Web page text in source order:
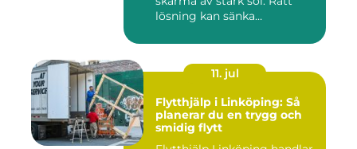
lösning kan sänka
11. jul
Flytthjälp i Linköping: Så
planerar du en trygg och
smidig flytt